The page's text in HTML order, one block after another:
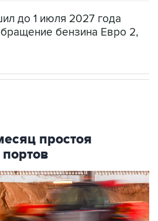
до 1 июля 2027 года
бензина Евро 2,
простоя